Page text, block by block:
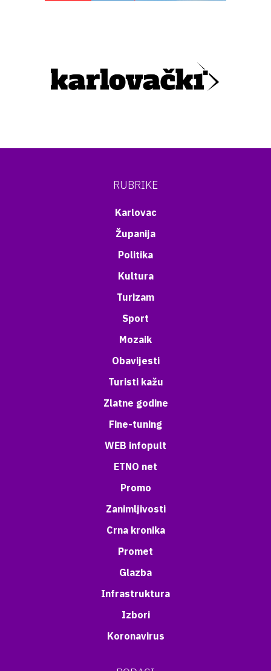
RUBRIKE
Karlovac
Županija
Politika
Kultura
Turizam
Sport
Mozaik
Obavijesti
Turisti kažu
Zlatne godine
Fine-tuning
WEB infopult
ETNO net
Promo
Zanimljivosti
Crna kronika
Promet
Glazba
Infrastruktura
Izbori
Koronavirus